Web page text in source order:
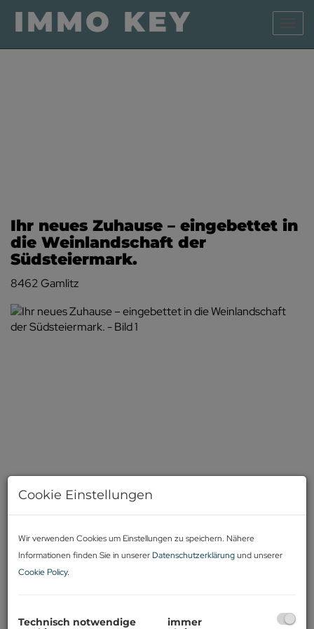
Ihr neues Zuhause – eingebettet in
die Weinlandschaft der
Südsteiermark.
8462 Gamlitz
Cookie Einstellungen
Wir verwenden Cookies um Einstellungen zu speichern. Nähere
Informationen finden Sie in unserer Datenschutzerklärungund unserer
Cookie Policy.
Technisch notwendige
immer